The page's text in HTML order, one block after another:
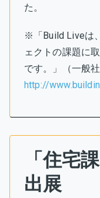
た。
※「Build Liveは
ェクトの課題に
です。」（一般
http://
「住宅
出展